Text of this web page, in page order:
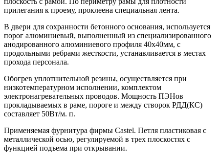
прилегания к проему, проклеена специальная лента.
В двери для сохранности бетонного основания, используется
порог алюминиевый, выполненный из специализированного
анодированного алюминиевого профиля 40х40мм, с
продольными ребрами жесткости, устанавливается в местах
прохода персонала.
Обогрев уплотнительной резины, осуществляется при
низкотемпературном исполнении, комплектом
электронагревательных проводов. Мощность ПЭНов
прокладываемых в раме, пороге и между створок РДД(КС)
составляет 50Вт/м. п.
Применяемая фурнитура фирмы Castel. Петля пластиковая с
металлической осью, регулируемой в трех плоскостях с
функцией подъема при открывании.